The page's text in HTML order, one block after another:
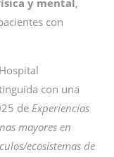
y mental,
con
con una
de Experiencias
mayores en
ecosistemas de